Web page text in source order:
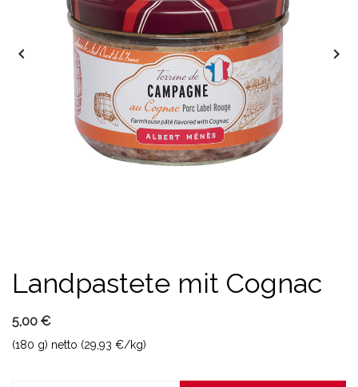
 
Landpastete mit Cognac
5,00 €
(180 g) netto (29,93 €/kg)